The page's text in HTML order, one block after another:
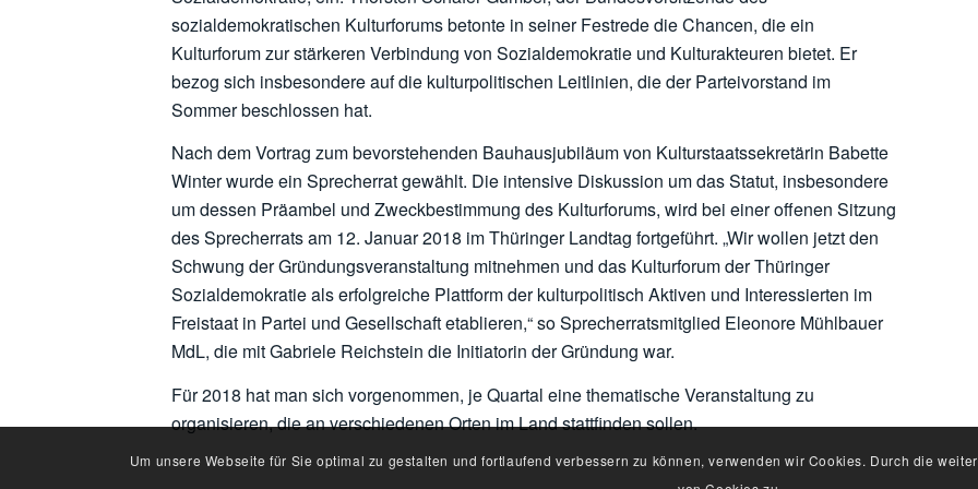
sozialdemokratischen Kulturforums betonte in seiner Festrede die Chancen, die ein
Kulturforum zur stärkeren Verbindung von Sozialdemokratie und Kulturakteuren bietet. Er
bezog sich insbesondere auf die kulturpolitischen Leitlinien, die der Parteivorstand im
Sommer beschlossen hat.
Nach dem Vortrag zum bevorstehenden Bauhausjubiläum von Kulturstaatssekretärin Babette
Winter wurde ein Sprecherrat gewählt. Die intensive Diskussion um das Statut, insbesondere
um dessen Präambel und Zweckbestimmung des Kulturforums, wird bei einer offenen Sitzung
des Sprecherrats am 12. Januar 2018 im Thüringer Landtag fortgeführt. „Wir wollen jetzt den
Schwung der Gründungsveranstaltung mitnehmen und das Kulturforum der Thüringer
Sozialdemokratie als erfolgreiche Plattform der kulturpolitisch Aktiven und Interessierten im
Freistaat in Partei und Gesellschaft etablieren,“ so Sprecherratsmitglied Eleonore Mühlbauer
MdL, die mit Gabriele Reichstein die Initiatorin der Gründung war.
Für 2018 hat man sich vorgenommen, je Quartal eine thematische Veranstaltung zu
organisieren, die an verschiedenen Orten im Land stattfinden sollen.
Um unsere Webseite für Sie optimal zu gestalten und fortlaufend verbessern zu können, verwenden wir Cookies. Durch die